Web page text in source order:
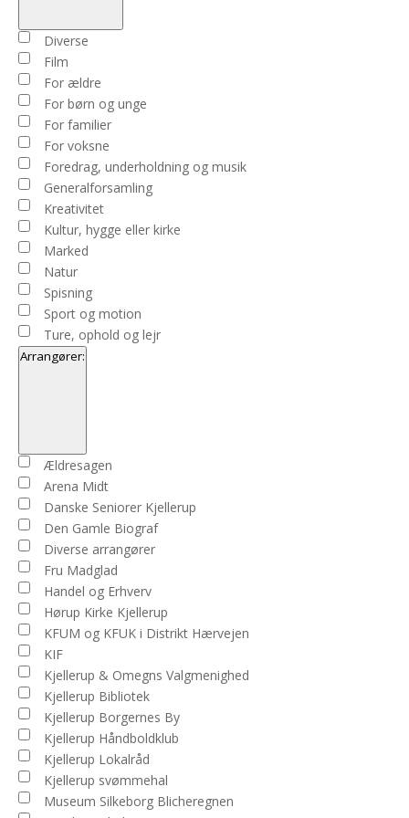
Close
Begivenhedstype
Diverse
Film
For ældre
For børn og unge
For familier
For voksne
Foredrag, underholdning og musik
Generalforsamling
Kreativitet
Kultur, hygge eller kirke
Marked
Natur
Spisning
Sport og motion
Ture, ophold og lejr
Arrangører:
filter Close
Arrangører
Ældresagen
Arena Midt
Danske Seniorer Kjellerup
Den Gamle Biograf
Diverse arrangører
Fru Madglad
Handel og Erhverv
Hørup Kirke Kjellerup
KFUM og KFUK i Distrikt Hærvejen
KIF
Kjellerup & Omegns Valgmenighed
Kjellerup Bibliotek
Kjellerup Borgernes By
Kjellerup Håndboldklub
Kjellerup Lokalråd
Kjellerup svømmehal
Museum Silkeborg Blicheregnen